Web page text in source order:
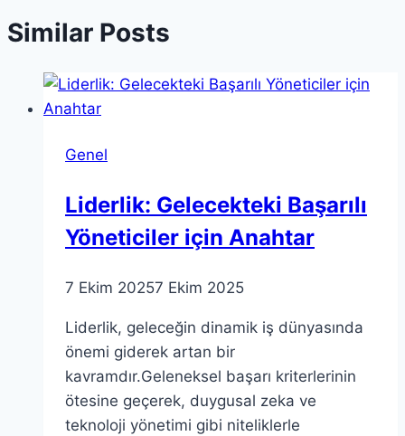
Similar Posts
Genel
Liderlik: Gelecekteki Başarılı
Yöneticiler için Anahtar
7 Ekim 20257 Ekim 2025
Liderlik, geleceğin dinamik iş dünyasında
önemi giderek artan bir
kavramdır.Geleneksel başarı kriterlerinin
ötesine geçerek, duygusal zeka ve
teknoloji yönetimi gibi niteliklerle